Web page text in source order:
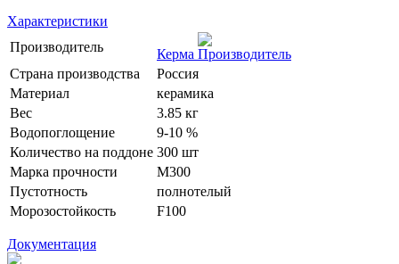
Характеристики
Производитель
Керма
Страна производства
Россия
Материал
керамика
Вес
3.85 кг
Водопоглощение
9-10 %
Количество на поддоне 300 шт
Марка прочности
M300
Пустотность
полнотелый
Морозостойкость
F100
Документация